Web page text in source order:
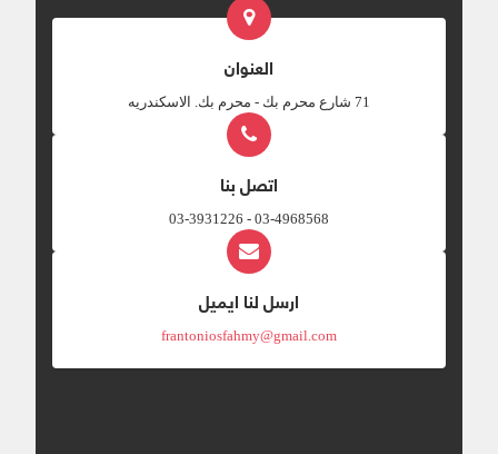
العنوان
‎71 شارع محرم بك - محرم بك. الاسكندريه
اتصل بنا
03-4968568 - 03-3931226
ارسل لنا ايميل
frantoniosfahmy@gmail.com